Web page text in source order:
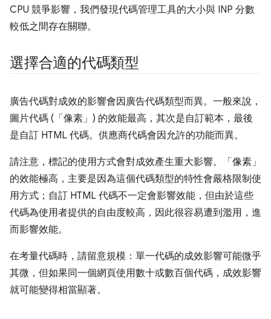
CPU 競爭影響，我們發現代碼管理工具的大小與 INP 分數
較低之間存在關聯。
選擇合適的代碼類型
廣告代碼對成效的影響會因廣告代碼類型而異。一般來說，
圖片代碼 (「像素」) 的效能最高，其次是自訂範本，最後
是自訂 HTML 代碼。供應商代碼會因允許的功能而異。
請注意，標記的使用方式會對成效產生重大影響。「像素」
的效能極高，主要是因為這個代碼類型的特性會嚴格限制使
用方式；自訂 HTML 代碼不一定會影響效能，但由於這些
代碼為使用者提供的自由度較高，因此很容易遭到濫用，進
而影響效能。
在考量代碼時，請留意規模：單一代碼的成效影響可能微乎
其微，但如果同一個網頁使用數十或數百個代碼，成效影響
就可能變得相當顯著。